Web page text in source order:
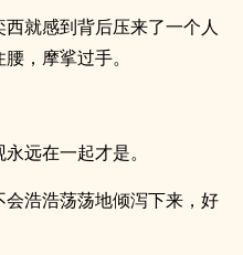
就感到背后压来了一个人
，摩挲过手。
远在一起才是。
浩浩荡荡地倾泻下来，好